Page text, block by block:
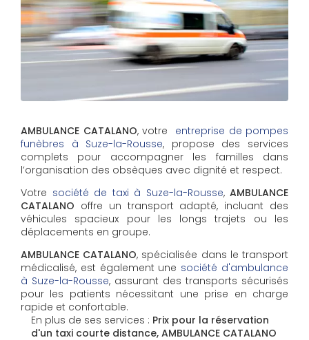
AMBULANCE CATALANO, votre entreprise de pompes
funèbres à Suze-la-Rousse, propose des services
complets pour accompagner les familles dans
l’organisation des obsèques avec dignité et respect.
Votre société de taxi à Suze-la-Rousse, AMBULANCE
CATALANO offre un transport adapté, incluant des
véhicules spacieux pour les longs trajets ou les
déplacements en groupe.
AMBULANCE CATALANO, spécialisée dans le transport
médicalisé, est également une société d'ambulance
à Suze-la-Rousse, assurant des transports sécurisés
pour les patients nécessitant une prise en charge
rapide et confortable.
En plus de ses services : Prix pour la réservation
d'un taxi courte distance, AMBULANCE CATALANO